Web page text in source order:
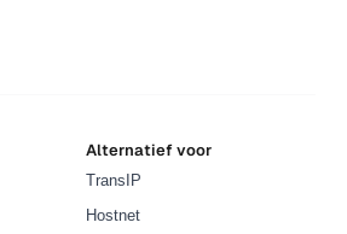
Alternatief voor
TransIP
Hostnet